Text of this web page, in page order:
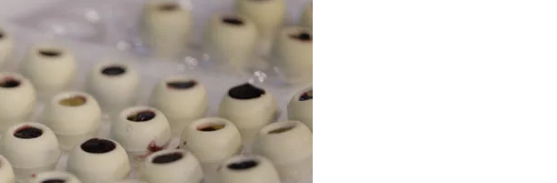
Tô Cơ Bản
Dụng
MEP
Tự Động Chuyên Sâu
Máy Điện